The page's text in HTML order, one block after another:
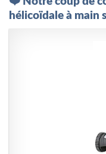
hélicoïdale à main